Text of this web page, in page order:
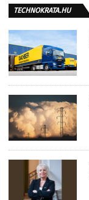
TECHNOKRATA.HU